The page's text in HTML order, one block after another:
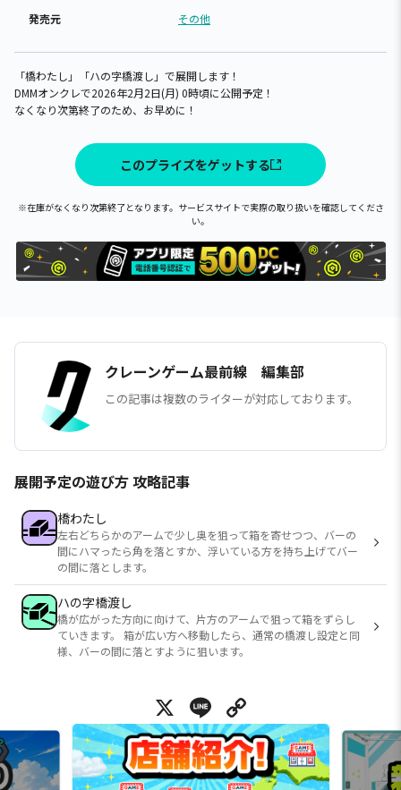
発売元 その他
「橋わたし」「ハの字橋渡し」で展開します！
DMMオンクレで2026年2月2日(月) 0時頃に公開予定！
なくなり次第終了のため、お早めに！
このプライズをゲットする
※在庫がなくなり次第終了となります。サービスサイトで実際の取り扱いを確認してくださ
い。
クレーンゲーム最前線 編集部
この記事は複数のライターが対応しております。
展開予定の遊び方 攻略記事
橋わたし
左右どちらかのアームで少し奥を狙って箱を寄せつつ、バーの
間にハマったら角を落とすか、浮いている方を持ち上げてバー
の間に落とします。
ハの字橋渡し
橋が広がった方向に向けて、片方のアームで狙って箱をずらし
ていきます。 箱が広い方へ移動したら、通常の橋渡し設定と同
様、バーの間に落とすように狙います。
X Line